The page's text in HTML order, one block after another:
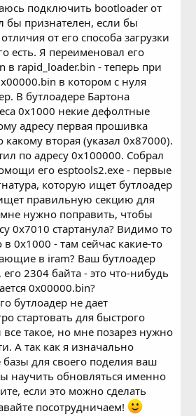
подключить bootloader от
бы признателен, если бы
от его способа загрузки
есть. Я переименовал его
в rapid_loader.bin - теперь при
в котором с нуля
В бутлоадере Бартона
0x1000 некие дефолтные
адресу первая прошивка
какому вторая (указал 0x87000).
по адресу 0x100000. Собрал
его esptools2.exe - первые
которую ищет бутлоадер
правильную секцию для
нужно поправить, чтобы
0x7010 стартанула? Видимо то
0x1000 - там сейчас какие-то
в iram? Ваш бутлоадер
2304 байта - это что-нибудь
0x00000.bin?
бутлоадер не дает
стартовать для быстрого
такое, но мне позарез нужно
А так как я изначально
базы для своего поделия ваш
научить обновляться именно
если это можно сделать
посотрудничаем!